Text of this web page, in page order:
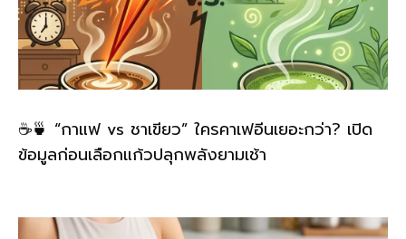
☕🍵 “กาแฟ vs ชาเขียว” ใครคาเฟอีนเยอะกว่า? เปิด
ข้อมูลก่อนเลือกแก้วปลุกพลังยามเช้า